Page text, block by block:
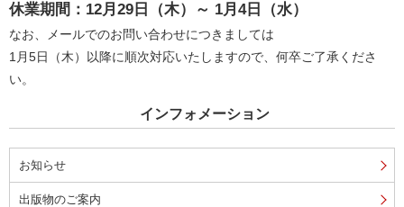
休業期間：12月29日（木）～ 1月4日（水）
なお、メールでのお問い合わせにつきましては
1月5日（木）以降に順次対応いたしますので、何卒ご了承くださ
い。
インフォメーション
お知らせ
出版物のご案内